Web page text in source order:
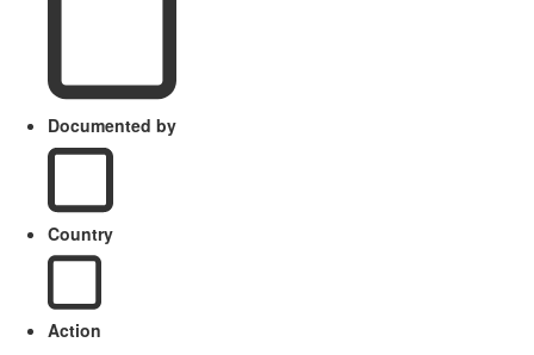
Documented by
Country
Action